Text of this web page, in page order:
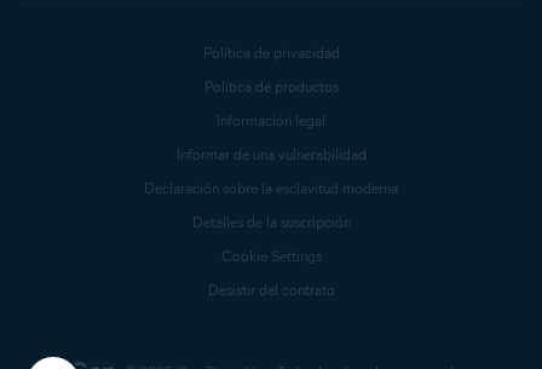
Política de privacidad
Política de productos
Información legal
Informar de una vulnerabilidad
Declaración sobre la esclavitud moderna
Detalles de la suscripción
Cookie Settings
Desistir del contrato